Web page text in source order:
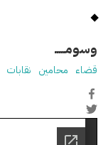
وسومـــــ
قضاء محامين نقابات